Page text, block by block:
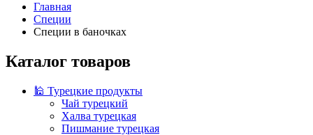
Главная
Специи
Специи в баночках
Каталог товаров
🕌 Турецкие продукты
Чай турецкий
Халва турецкая
Пишмание турецкая